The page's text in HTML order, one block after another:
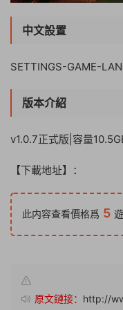
中文設置
SETTINGS-GAME-
版本介紹
v1.0.7正式版|容量
【下載地址】：
此内容查看價格爲 5
原文鏈接： http://